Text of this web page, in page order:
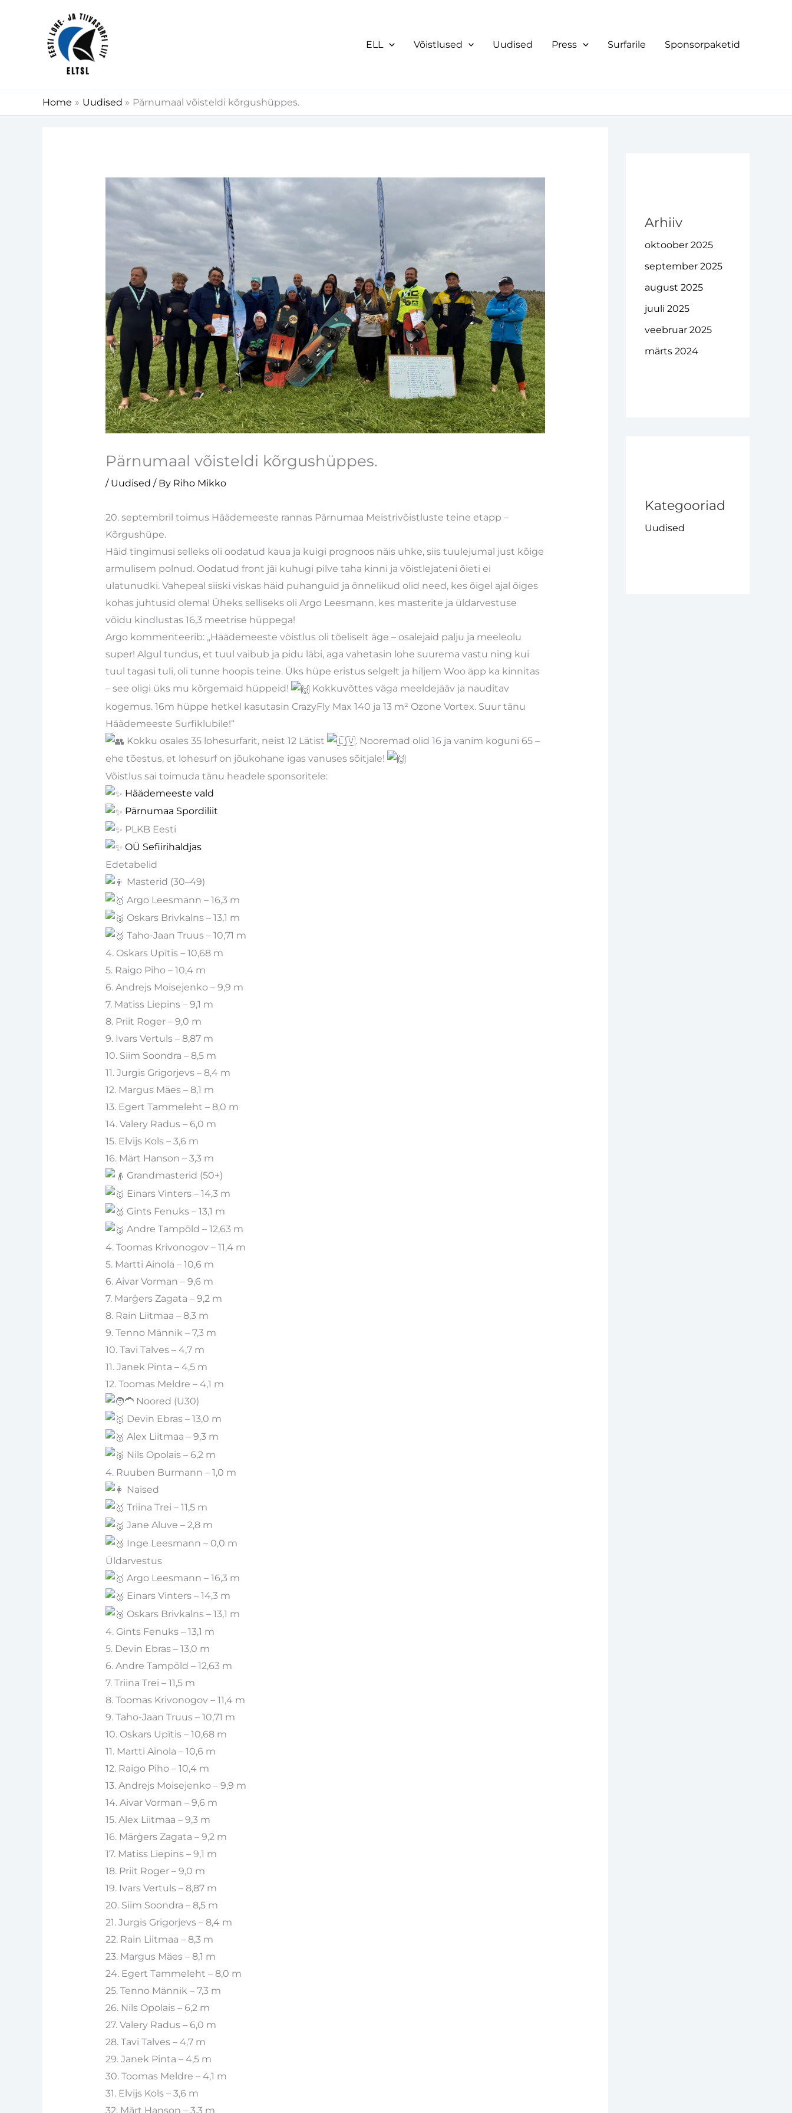
ELL Võistlused Uudised Press Surfarile Sponsorpaketid
Home Uudised Pärnumaal võisteldi kõrgushüppes.
Pärnumaal võisteldi kõrgushüppes.
/ Uudised / By Riho Mikko
20. septembril toimus Häädemeeste rannas Pärnumaa Meistrivõistluste teine etapp –
Kõrgushüpe.
Häid tingimusi selleks oli oodatud kaua ja kuigi prognoos näis uhke, siis tuulejumal just kõige
armulisem polnud. Oodatud front jäi kuhugi pilve taha kinni ja võistlejateni õieti ei
ulatunudki. Vahepeal siiski viskas häid puhanguid ja õnnelikud olid need, kes õigel ajal õiges
kohas juhtusid olema! Üheks selliseks oli Argo Leesmann, kes masterite ja üldarvestuse
võidu kindlustas 16,3 meetrise hüppega!
Argo kommenteerib: „Häädemeeste võistlus oli tõeliselt äge – osalejaid palju ja meeleolu
super! Algul tundus, et tuul vaibub ja pidu läbi, aga vahetasin lohe suurema vastu ning kui
tuul tagasi tuli, oli tunne hoopis teine. Üks hüpe eristus selgelt ja hiljem Woo äpp ka kinnitas
– see oligi üks mu kõrgemaid hüppeid!
Kokkuvõttes väga meeldejääv ja nauditav
kogemus. 16m hüppe hetkel kasutasin CrazyFly Max 140 ja 13 m² Ozone Vortex. Suur tänu
Häädemeeste Surfiklubile!“
Kokku osales 35 lohesurfarit, neist 12 Lätist
. Nooremad olid 16 ja vanim koguni 65 –
ehe tõestus, et lohesurf on jõukohane igas vanuses sõitjale!
Võistlus sai toimuda tänu headele sponsoritele:
Häädemeeste vald
Pärnumaa Spordiliit
PLKB Eesti
OÜ Sefiirihaldjas
Edetabelid
Masterid (30–49)
Argo Leesmann – 16,3 m
Oskars Brivkalns – 13,1 m
Taho-Jaan Truus – 10,71 m
4. Oskars Upītis – 10,68 m
5. Raigo Piho – 10,4 m
6. Andrejs Moisejenko – 9,9 m
7. Matiss Liepins – 9,1 m
8. Priit Roger – 9,0 m
9. Ivars Vertuls – 8,87 m
10. Siim Soondra – 8,5 m
11. Jurgis Grigorjevs – 8,4 m
12. Margus Mäes – 8,1 m
13. Egert Tammeleht – 8,0 m
14. Valery Radus – 6,0 m
15. Elvijs Kols – 3,6 m
16. Märt Hanson – 3,3 m
Grandmasterid (50+)
Einars Vinters – 14,3 m
Gints Fenuks – 13,1 m
Andre Tampõld – 12,63 m
4. Toomas Krivonogov – 11,4 m
5. Martti Ainola – 10,6 m
6. Aivar Vorman – 9,6 m
7. Marģers Zagata – 9,2 m
8. Rain Liitmaa – 8,3 m
9. Tenno Männik – 7,3 m
10. Tavi Talves – 4,7 m
11. Janek Pinta – 4,5 m
12. Toomas Meldre – 4,1 m
Noored (U30)
Devin Ebras – 13,0 m
Alex Liitmaa – 9,3 m
Nils Opolais – 6,2 m
4. Ruuben Burmann – 1,0 m
Naised
Triina Trei – 11,5 m
Jane Aluve – 2,8 m
Inge Leesmann – 0,0 m
Üldarvestus
Argo Leesmann – 16,3 m
Einars Vinters – 14,3 m
Oskars Brivkalns – 13,1 m
4. Gints Fenuks – 13,1 m
5. Devin Ebras – 13,0 m
6. Andre Tampõld – 12,63 m
7. Triina Trei – 11,5 m
8. Toomas Krivonogov – 11,4 m
9. Taho-Jaan Truus – 10,71 m
10. Oskars Upītis – 10,68 m
11. Martti Ainola – 10,6 m
12. Raigo Piho – 10,4 m
13. Andrejs Moisejenko – 9,9 m
14. Aivar Vorman – 9,6 m
15. Alex Liitmaa – 9,3 m
16. Mārģers Zagata – 9,2 m
17. Matiss Liepins – 9,1 m
18. Priit Roger – 9,0 m
19. Ivars Vertuls – 8,87 m
20. Siim Soondra – 8,5 m
21. Jurgis Grigorjevs – 8,4 m
22. Rain Liitmaa – 8,3 m
23. Margus Mäes – 8,1 m
24. Egert Tammeleht – 8,0 m
25. Tenno Männik – 7,3 m
26. Nils Opolais – 6,2 m
27. Valery Radus – 6,0 m
28. Tavi Talves – 4,7 m
29. Janek Pinta – 4,5 m
30. Toomas Meldre – 4,1 m
31. Elvijs Kols – 3,6 m
32. Märt Hanson – 3,3 m
Arhiiv
oktoober 2025
september 2025
august 2025
juuli 2025
veebruar 2025
märts 2024
Kategooriad
Uudised